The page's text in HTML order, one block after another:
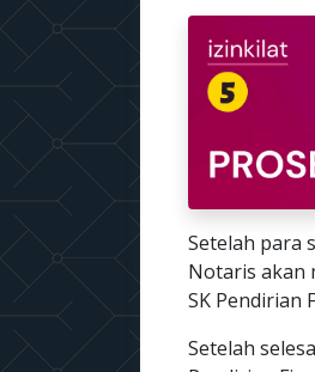
Setelah para
Notaris akan
SK Pendirian
Setelah